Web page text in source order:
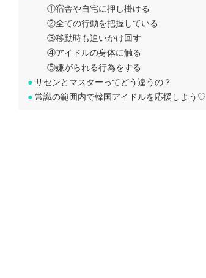
①宿舎や自宅に押し掛ける
②全ての行動を把握している
③移動時も追いかけ回す
④アイドルの身体に触る
⑤嫌がられる行為をする
● サセンとマスターってどう違うの？
● 常識の範囲内で韓国アイドルを応援しよう♡